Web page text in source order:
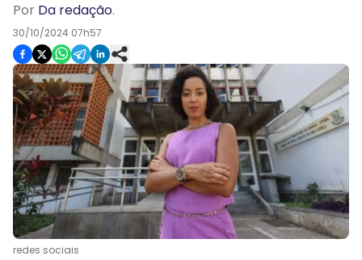
Por Da redação.
30/10/2024 07h57
redes sociais